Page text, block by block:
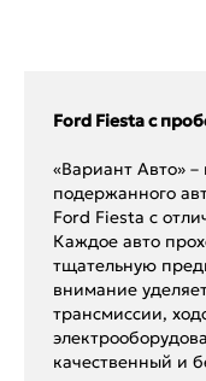
Ford Fiesta с
«Вариант Авто»
подержанного
Ford Fiesta с
Каждое авто
тщательную
внимание
трансмиссии,
качественный и